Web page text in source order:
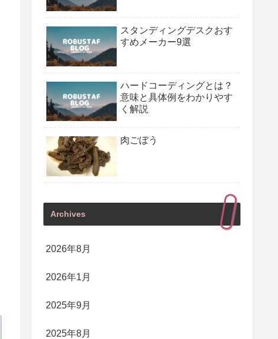
スタンディングデスクおす
すめメーカー9選
ハードコーディングとは？
意味と具体例をわかりやす
く解説
肉ごぼう
Archives
2026年8月
2026年1月
2025年9月
2025年8月